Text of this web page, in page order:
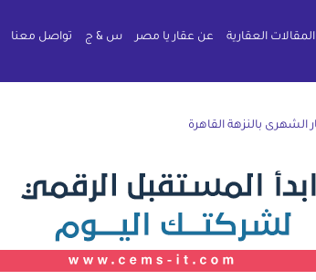
المقالات العقارية عن عقار يا مصر س & ج تواصل معنا